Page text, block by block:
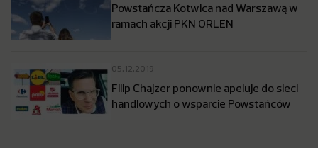
Powstańcza Kotwica nad Warszawą w
ramach akcji PKN ORLEN
05.12.2019
Filip Chajzer ponownie apeluje do sieci
handlowych o wsparcie Powstańców